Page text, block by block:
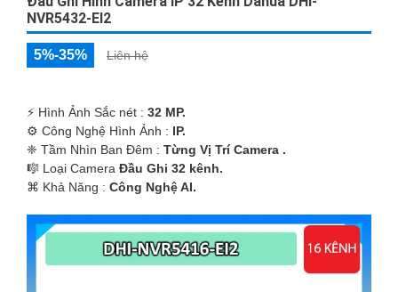
NVR5432-EI2
5%-35% Liên hệ
️⚡ Hình Ảnh Sắc nét : 32 MP.
⚙ Công Nghệ Hình Ảnh : IP.
❈ Tầm Nhìn Ban Đêm : Từng Vị Trí Camera .
🎼️ Loại Camera Đầu Ghi 32 kênh.
️⌘ Khả Năng : Công Nghệ AI.